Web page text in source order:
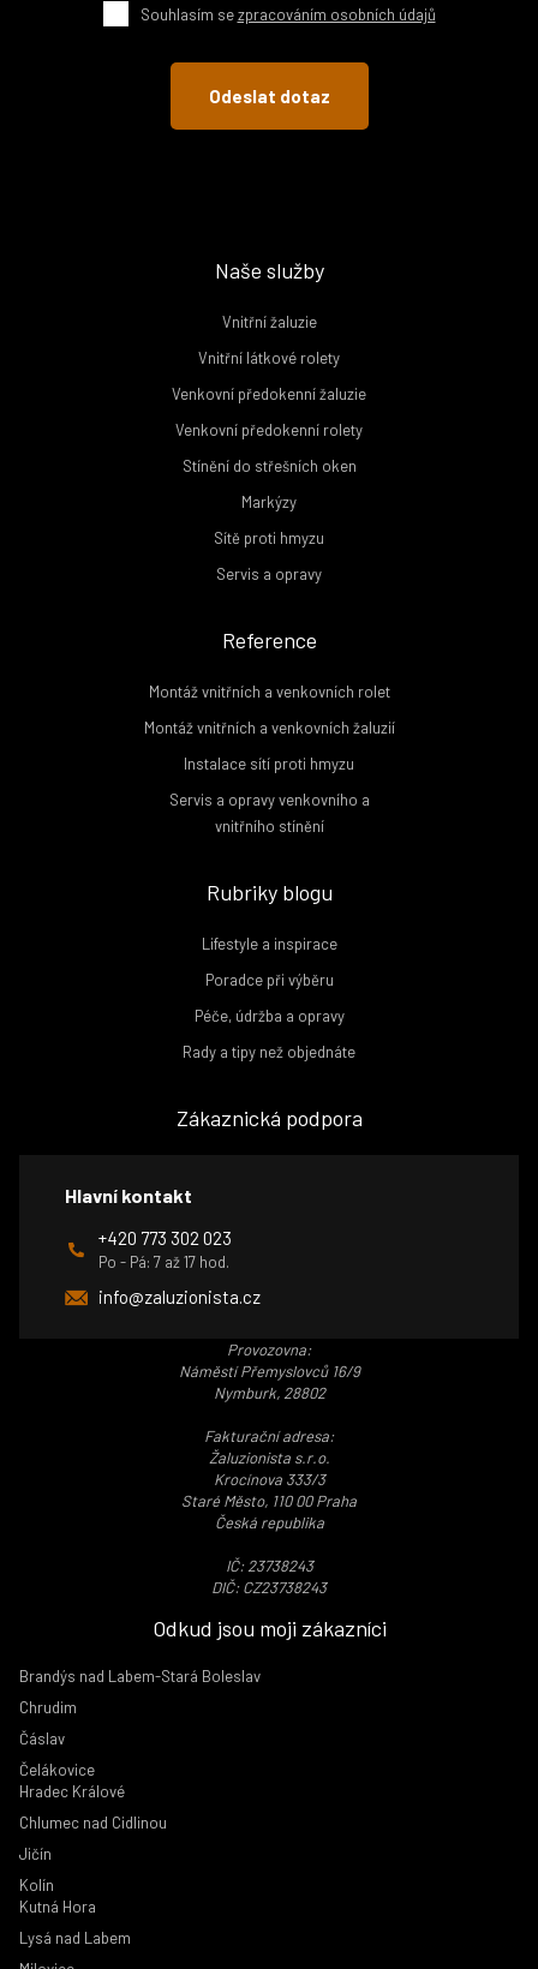
Souhlasím sezpracováním osobních údajů
Naše služby
Vnitřní žaluzie
Vnitřní látkové rolety
Venkovní předokenní žaluzie
Venkovní předokenní rolety
Stínění do střešních oken
Markýzy
Sítě proti hmyzu
Servis a opravy
Reference
Montáž vnitřních a venkovních rolet
Montáž vnitřních a venkovních žaluzií
Instalace sítí proti hmyzu
Servis a opravy venkovního a
vnitřního stínění
Rubriky blogu
Lifestyle a inspirace
Poradce při výběru
Péče, údržba a opravy
Rady a tipy než objednáte
Zákaznická podpora
Hlavní kontakt
+420 773 302 023
Po - Pá: 7 až 17 hod.
info@zaluzionista.cz
Provozovna:
Náměstí Přemyslovců 16/9
Nymburk, 28802
Fakturační adresa:
Žaluzionista s.r.o.
Krocínova 333/3
Staré Město, 110 00 Praha
Česká republika
IČ: 23738243
DIČ: CZ23738243
Odkud jsou moji zákazníci
Brandýs nad Labem-Stará Boleslav
Chrudim
Čáslav
Čelákovice
Hradec Králové
Chlumec nad Cidlinou
Jičín
Kolín
Kutná Hora
Lysá nad Labem